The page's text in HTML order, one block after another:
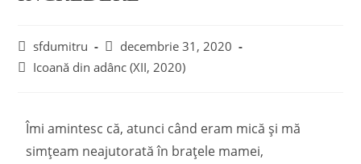
sfdumitru
decembrie 31, 2020
Icoană din adânc (XII, 2020)
Îmi amintesc că, atunci când eram mică și mă
simțeam neajutorată în brațele mamei,